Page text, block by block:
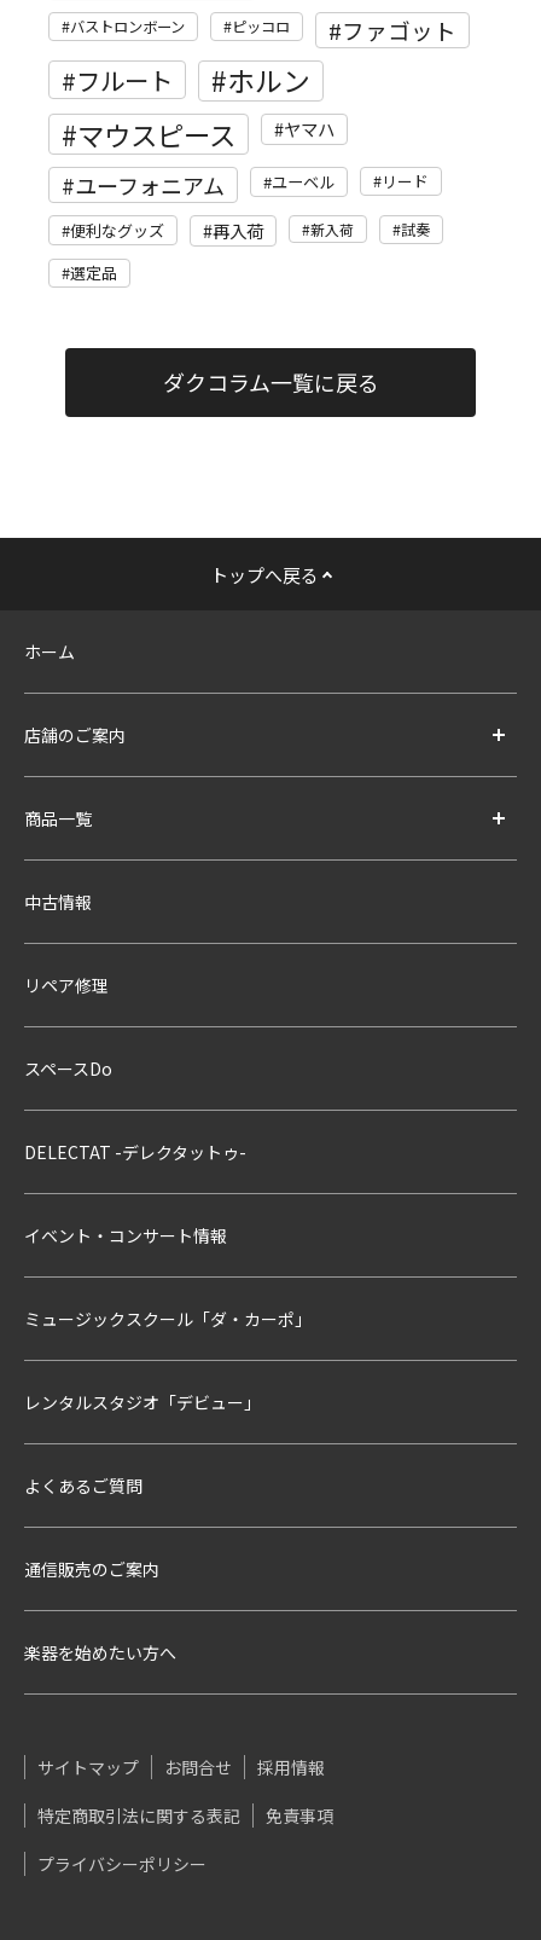
バストロンボーン ピッコロ ファゴット
フルート ホルン
マウスピース ヤマハ
ユーフォニアム ユーベル リード
便利なグッズ 再入荷 新入荷 試奏
選定品
ダクコラム一覧に戻る
トップへ戻る
ホーム
店舗のご案内
商品一覧
中古情報
リペア修理
スペースDo
DELECTAT -デレクタットゥ-
イベント・コンサート情報
ミュージックスクール「ダ・カーポ」
レンタルスタジオ「デビュー」
よくあるご質問
通信販売のご案内
楽器を始めたい方へ
サイトマップ お問合せ
採用情報
特定商取引法に関する表記
免責事項
プライバシーポリシー